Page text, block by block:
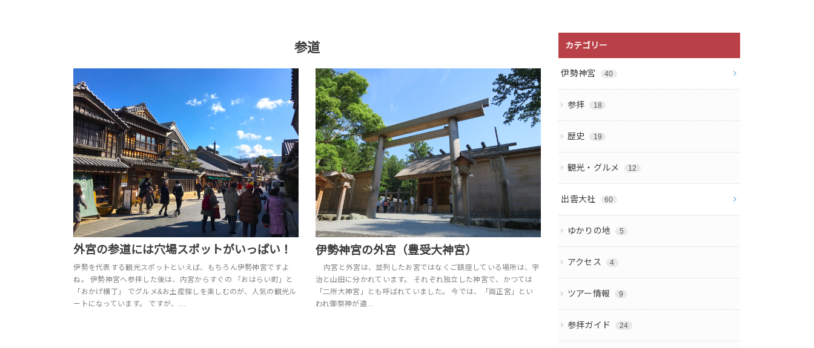
参道
外宮の参道には穴場スポットがいっぱい！
伊勢を代表する観光スポットといえば、もちろん伊勢神宮ですよ
ね。 伊勢神宮へ参拝した後は、内宮からすぐの 「おはらい町」と
「おかげ横丁」 でグルメ&お土産探しを楽しむのが、人気の観光ル
ートになっています。 ですが、…
伊勢神宮の外宮（豊受大神宮）
内宮と外宮は、並列したお宮ではなくご鎮座している場所は、宇
治と山田に分かれています。 それぞれ独立した神宮で、かつては
「二所大神宮」とも呼ばれていました。 今では、「両正宮」とい
われ御祭神が違…
カテゴリー
伊勢神宮 40
参拝 18
歴史 19
観光・グルメ 12
出雲大社 60
ゆかりの地 5
アクセス 4
ツアー情報 9
参拝ガイド 24